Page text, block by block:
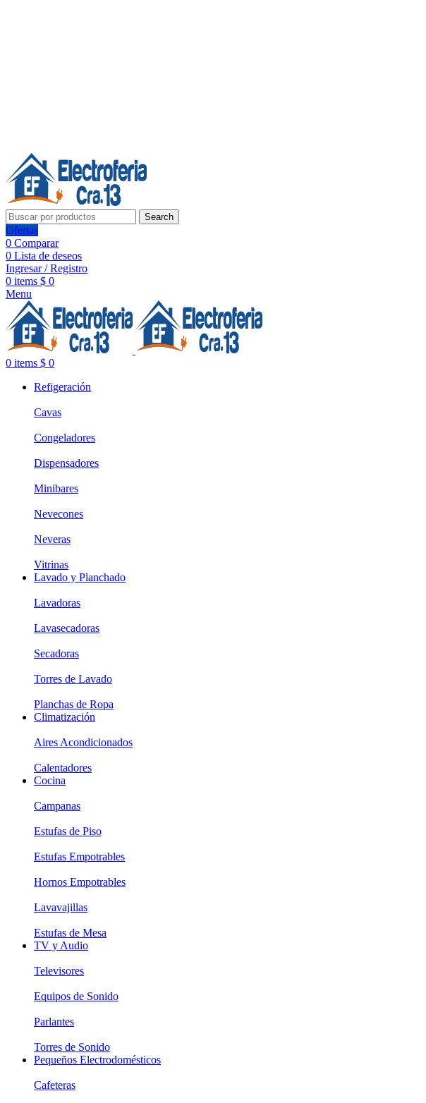
Search
Ofertas
0 Comparar
0 Lista de deseos
Ingresar / Registro
0 items $ 0
Menu
0 items $ 0
Refigeración
Cavas
Congeladores
Dispensadores
Minibares
Nevecones
Neveras
Vitrinas
Lavado y Planchado
Lavadoras
Lavasecadoras
Secadoras
Torres de Lavado
Planchas de Ropa
Climatización
Aires Acondicionados
Calentadores
Cocina
Campanas
Estufas de Piso
Estufas Empotrables
Hornos Empotrables
Lavavajillas
Estufas de Mesa
TV y Audio
Televisores
Equipos de Sonido
Parlantes
Torres de Sonido
Pequeños Electrodomésticos
Cafeteras